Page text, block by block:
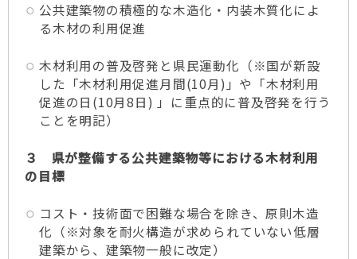
公共建築物の積極的な木造化・内装木質化によ
る木材の利用促進
木材利用の普及啓発と県民運動化（※国が新設
した「木材利用促進月間(10月)」や「木材利用
促進の日(10月8日) 」に重点的に普及啓発を行う
ことを明記）
３ 県が整備する公共建築物等における木材利用
の目標
コスト・技術面で困難な場合を除き、原則木造
化（※対象を耐火構造が求められていない低層
建築から、建築物一般に改定）